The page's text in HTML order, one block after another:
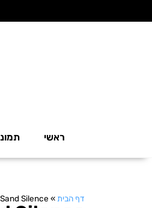
ראשי
דף הבית » Sand Silence – תמונת קנבס יוקרתית למלון